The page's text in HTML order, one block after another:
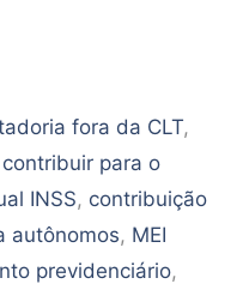
fora da CLT,
para o
INSS, contribuição
autônomos, MEI
previdenciário,